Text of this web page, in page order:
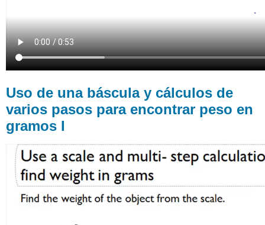
y
Cálculos
para
Hacer
Comparaciones
(Unidades
Métricas)
Totales
y
Comparaciones
con
Sumas
Uso de una báscula y cálculos de
varios pasos para encontrar peso en
gramos I